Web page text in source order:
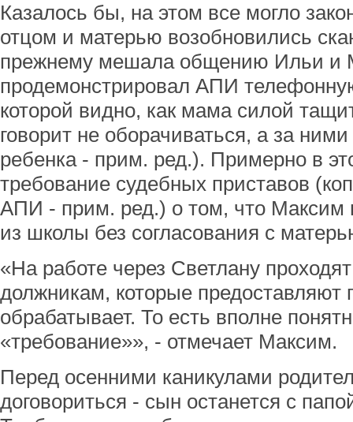
Казалось бы, на этом все могло
отцом и матерью возобновились
прежнему мешала общению Ильи и
продемонстрировал АПИ
которой видно, как мама силой
говорит не оборачиваться, а за
ребенка - прим. ред.). Примерно в
требование судебных приставов
АПИ - прим. ред.) о том, что Максим
из школы без согласования с
«На работе через Светлану
должникам, которые предоставляют
обрабатывает. То есть вполне
«требование»», - отмечает Максим.
Перед осенними каникулами
договориться - сын останется с